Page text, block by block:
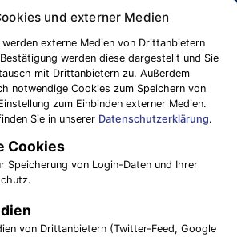
Mittwoch,
und externer Medien
externe Medien von Drittanbietern
werden diese dargestellt und Sie
mit Drittanbietern zu. Außerdem
notwendige Cookies zum Speichern von
zum Einbinden externer Medien.
Sie in unserer Datenschutzerklärung.
Cookies
Speicherung von Login-Daten und Ihrer
von Drittanbietern (Twitter-Feed, Google